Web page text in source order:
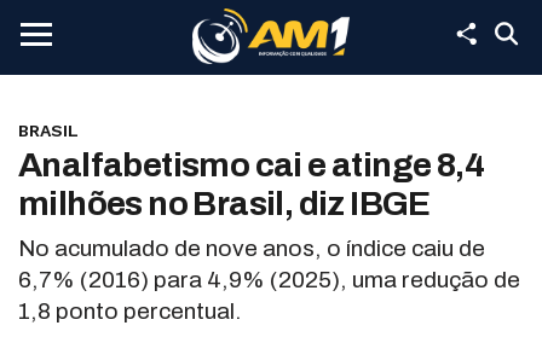
BRASIL
Analfabetismo cai e atinge 8,4
milhões no Brasil, diz IBGE
No acumulado de nove anos, o índice caiu de
6,7% (2016) para 4,9% (2025), uma redução de
1,8 ponto percentual.